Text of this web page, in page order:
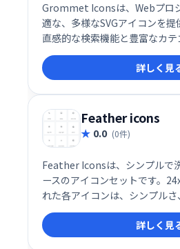
Grommet Iconsは、Webプロ
適な、多様なSVGアイコンを提
直感的な検索機能と豊富なカ
コンを簡単に探し出せます。
コンは、サイズや色などを自由
デザインのニーズに合わせて
す。
詳しく見
Feather icons
0.0 (0件)
Feather Iconsは、シンプルで
ースのアイコンセットです。
れた各アイコンは、シンプル
れ、あらゆるデザインに簡単
利用でき、Webサイトやアプリ
ります。
詳しく見